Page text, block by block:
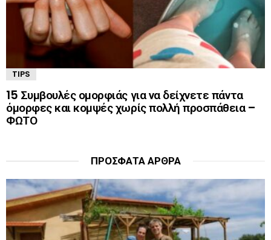
TIPS
15 Συμβουλές ομορφιάς για να δείχνετε πάντα
όμορφες και κομψές χωρίς πολλή προσπάθεια –
ΦΩΤΟ
ΠΡΌΣΦΑΤΑ ΆΡΘΡΑ